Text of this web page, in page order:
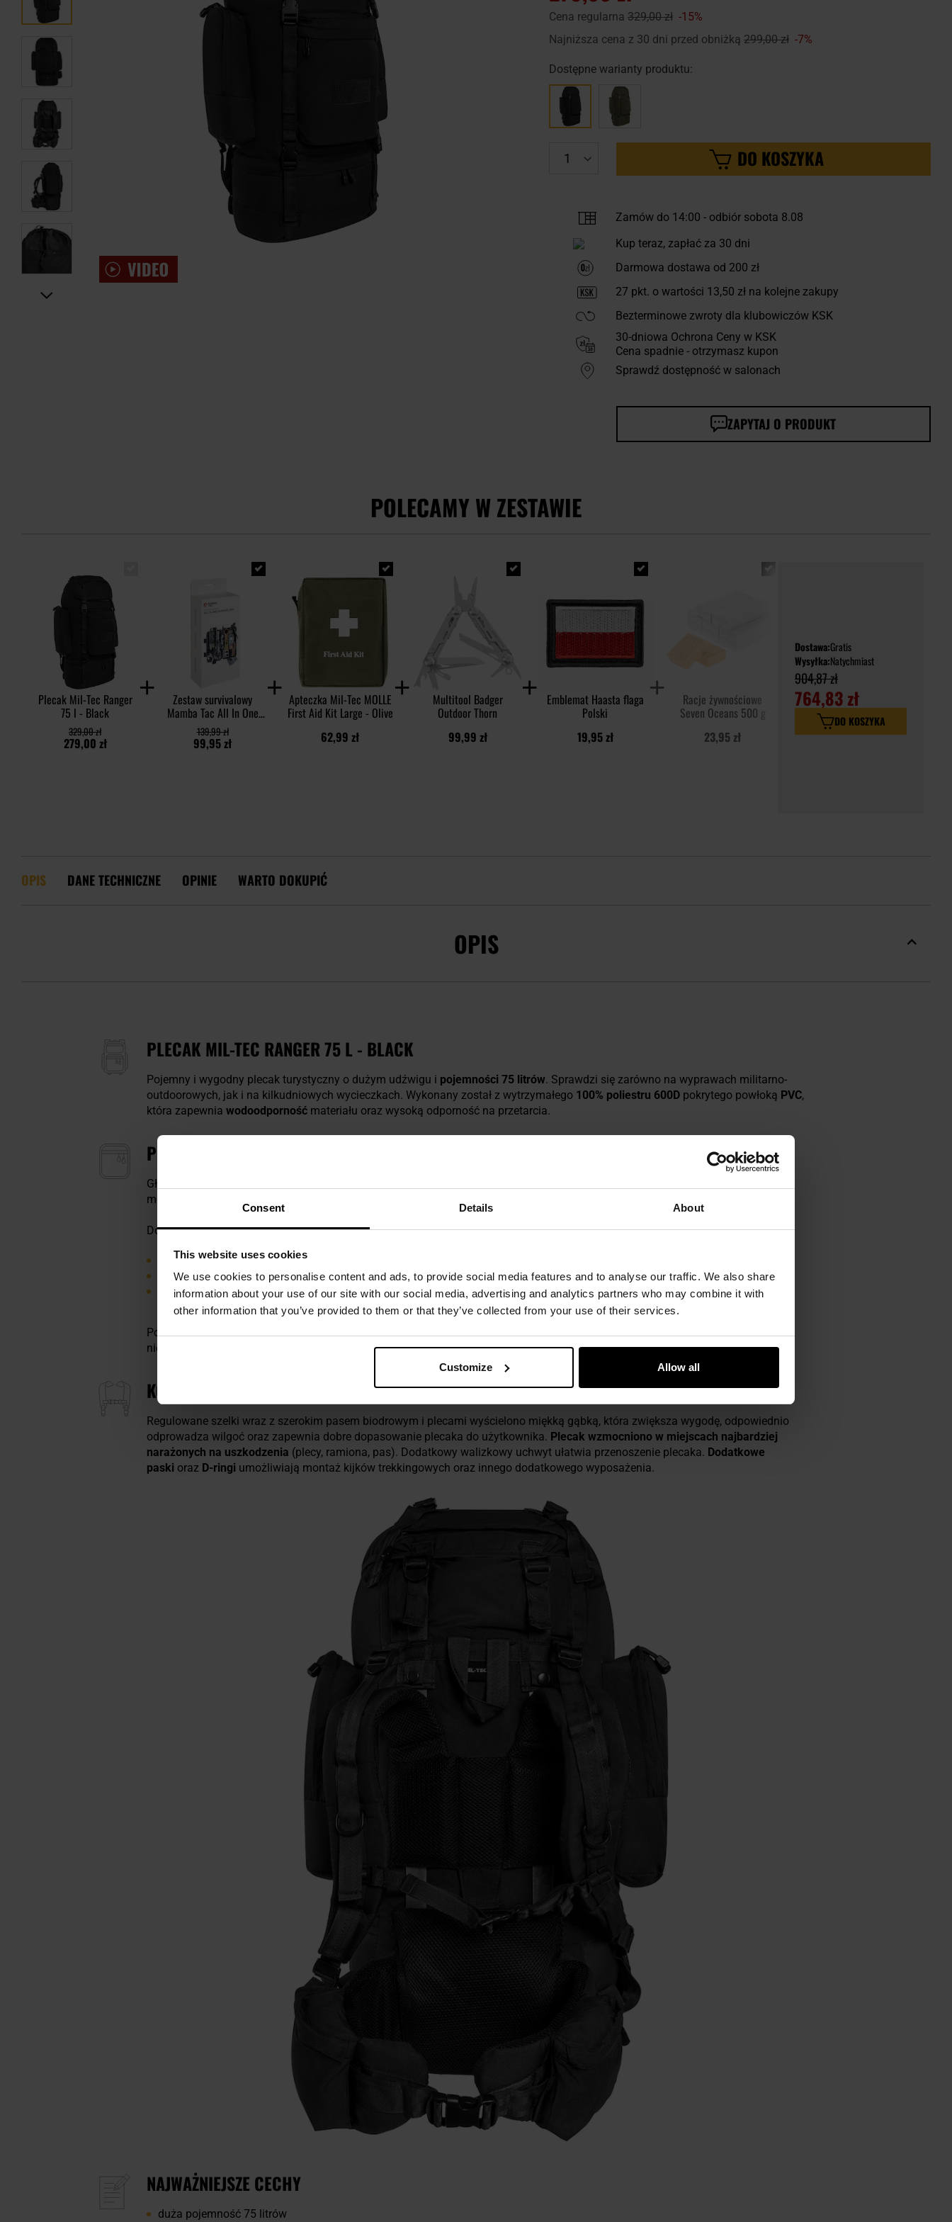
Consent Details About
This website uses cookies
We use cookies to personalise content and ads, to provide social media features and to analyse our traffic. We also share
information about your use of our site with our social media, advertising and analytics partners who may combine it with
other information that you’ve provided to them or that they’ve collected from your use of their services.
Customize Allow all
Cena regularna 329,00 zł -15%
Najniższa cena z 30 dni przed obniżką 299,00 zł -7%
Dostępne warianty produktu:
DO KOSZYKA
Zamów do 14:00 -odbiór sobota 8.08
Kup teraz, zapłać za 30 dni
Darmowa dostawa od 200 zł
27 pkt. o wartości 13,50 złna kolejne zakupy
Bezterminowe zwroty dla klubowiczów KSK
30-dniowa Ochrona Ceny w KSK
Cena spadnie - otrzymasz kupon
Sprawdź dostępność w salonach
ZAPYTAJ O PRODUKT
POLECAMY W ZESTAWIE
Plecak Mil-Tec Ranger
75 l - Black
279,00 zł
329,00 zł
Zestaw survivalowy
Mamba Tac All In One
Survival Box
99,95 zł
139,99 zł
Apteczka Mil-Tec MOLLE
First Aid Kit Large - Olive
62,99 zł
Multitool Badger
Outdoor Thorn
99,99 zł
Emblemat Haasta flaga
Polski
19,95 zł
Racje żywnościowe
Seven Oceans 500 g
23,95 zł
Ultradźwiękowa ochrona
przed kleszczami
TickLess Military - dla
ludzi - Beige
179,00 zł
Dostawa:Gratis
Wysyłka:Natychmiast
904,87 zł
764,83 zł
DO KOSZYKA
OPIS DANE TECHNICZNE OPINIE WARTO DOKUPIĆ
OPIS
PLECAK MIL-TEC RANGER 75 L - BLACK
Pojemny i wygodny plecak turystyczny o dużym udźwigu i pojemności 75 litrów. Sprawdzi się zarówno na wyprawach militarno-
outdoorowych, jak i na kilkudniowych wycieczkach. Wykonany został z wytrzymałego 100% poliestru 600D pokrytego powłoką PVC,
która zapewnia wodoodporność materiału oraz wysoką odporność na przetarcia.
POJEMNA KONSTRUKCJA Z LICZNYMI KIESZENIAMI, POKROWIEC OCHRONNY
Główna komora plecaka zamykana jest na
można wyjąć w razie potrzeby. Wygodny dostęp do dna komory zapewnia zamontowany u dołu podwójny zamek błyskawiczny.
Dodatkowo plecak wyposażono wcztery praktyczne kieszenie zewnętrzne:
dwie duże, boczne zamykane zamkiem błyskawicznym
jedną przednią z panelem velcro
jedną małą, umieszczoną na klapie, zamykaną zamkiem błyskawicznym
Ponadto w kieszeni klapy plecaka umieszczono
niezależnie od warunków atmosferycznych.
KOMFORTOWY SYSTEM PRZENOSZENIA, MOŻLIWOŚĆ MONTAŻU EKWIPUNKU
Regulowane szelki wraz z szerokim pasem biodrowym i plecami wyścielono miękką gąbką, która zwiększa wygodę, odpowiednio
odprowadza wilgoć oraz zapewnia dobre dopasowanie plecaka do użytkownika. Plecak wzmocniono w miejscach najbardziej
narażonych na uszkodzenia (plecy, ramiona, pas). Dodatkowy walizkowy uchwyt ułatwia przenoszenie plecaka. Dodatkowe
paski oraz D-ringi umożliwiają montaż kijków trekkingowych oraz innego dodatkowego wyposażenia.
NAJWAŻNIEJSZE CECHY
duża pojemność 75 litrów